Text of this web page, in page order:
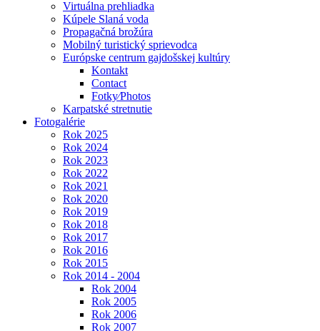
Virtuálna prehliadka
Kúpele Slaná voda
Propagačná brožúra
Mobilný turistický sprievodca
Európske centrum gajdošskej kultúry
Kontakt
Contact
Fotky⁄Photos
Karpatské stretnutie
Fotogalérie
Rok 2025
Rok 2024
Rok 2023
Rok 2022
Rok 2021
Rok 2020
Rok 2019
Rok 2018
Rok 2017
Rok 2016
Rok 2015
Rok 2014 - 2004
Rok 2004
Rok 2005
Rok 2006
Rok 2007